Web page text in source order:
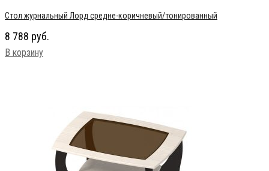
Стол журнальный Лорд средне-коричневый/тонированный
8 788 руб.
В корзину